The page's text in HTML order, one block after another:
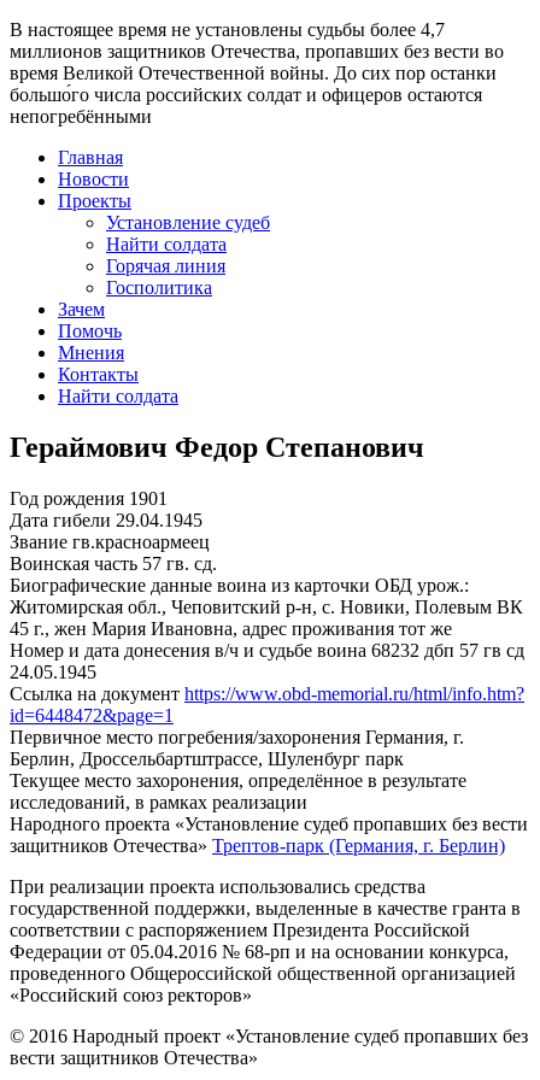
В настоящее время не установлены судьбы более 4,7
миллионов защитников Отечества, пропавших без вести во
время Великой Отечественной войны. До сих пор останки
большо́го числа российских солдат и офицеров остаются
непогребёнными
Главная
Новости
Проекты
Установление судеб
Найти солдата
Горячая линия
Госполитика
Зачем
Помочь
Мнения
Контакты
Найти солдата
Гераймович Федор Степанович
Год рождения 1901
Дата гибели 29.04.1945
Звание гв.красноармеец
Воинская часть 57 гв. сд.
Биографические данные воина из карточки ОБД урож.:
Житомирская обл., Чеповитский р-н, с. Новики, Полевым ВК
45 г., жен Мария Ивановна, адрес проживания тот же
Номер и дата донесения в/ч и судьбе воина 68232 дбп 57 гв сд
24.05.1945
Ссылка на документ https://www.obd-memorial.ru/html/info.htm?
id=6448472&page=1
Первичное место погребения/захоронения Германия, г.
Берлин, Дроссельбартштрассе, Шуленбург парк
Текущее место захоронения, определённое в результате
исследований, в рамках реализации
Народного проекта «Установление судеб пропавших без вести
защитников Отечества» Трептов-парк (Германия, г. Берлин)
При реализации проекта использовались средства
государственной поддержки, выделенные в качестве гранта в
соответствии с распоряжением Президента Российской
Федерации от 05.04.2016 № 68-рп и на основании конкурса,
проведенного Общероссийской общественной организацией
«Российский союз ректоров»
© 2016 Народный проект «Установление судеб пропавших без
вести защитников Отечества»